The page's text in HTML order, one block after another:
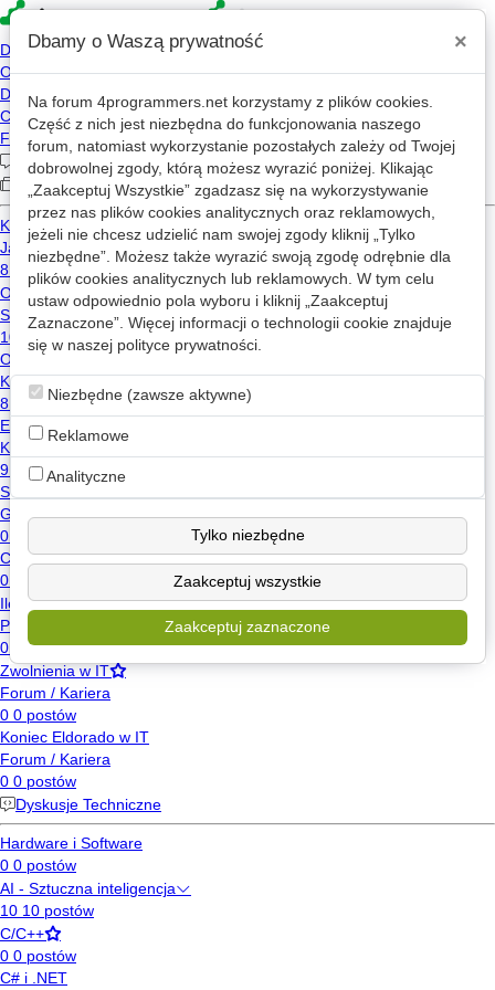
4p » Forum » Inne języki programowania
Rust
Nowy wątek
Liczba wątków na stronę
Dbamy o Waszą prywatność ×
Na forum 4programmers.net korzystamy z plików cookies.
Część z nich jest niezbędna do funkcjonowania naszego
forum, natomiast wykorzystanie pozostałych zależy od Twojej
dobrowolnej zgody, którą możesz wyrazić poniżej. Klikając
„Zaakceptuj Wszystkie” zgadzasz się na wykorzystywanie
przez nas plików cookies analitycznych oraz reklamowych,
jeżeli nie chcesz udzielić nam swojej zgody kliknij „Tylko
niezbędne”. Możesz także wyrazić swoją zgodę odrębnie dla
plików cookies analitycznych lub reklamowych. W tym celu
ustaw odpowiednio pola wyboru i kliknij „Zaakceptuj
Zaznaczone”. Więcej informacji o technologii cookie znajduje
się w naszej polityce prywatności.
Niezbędne (zawsze aktywne)
Reklamowe
Analityczne
Tylko niezbędne
Zaakceptuj wszystkie
Zaakceptuj zaznaczone